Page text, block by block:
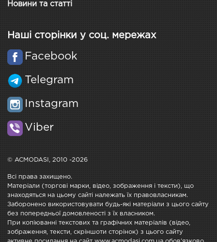
Новини та статті
Наші сторінки у соц. мережах
Facebook
Telegram
Instagram
Viber
© ACMODASI, 2010 -2026
Всі права захищено.
Матеріали (торгові марки, відео, зображення і тексти), що
знаходяться на цьому сайті належать їх правовласникам.
Заборонено використовувати будь-які матеріали з цього сайту
без попередньої домовленості з їх власником.
При копіюванні текстових та графічних матеріалів (відео,
зображення, тексти, скріншоти сторінок) з цього сайту